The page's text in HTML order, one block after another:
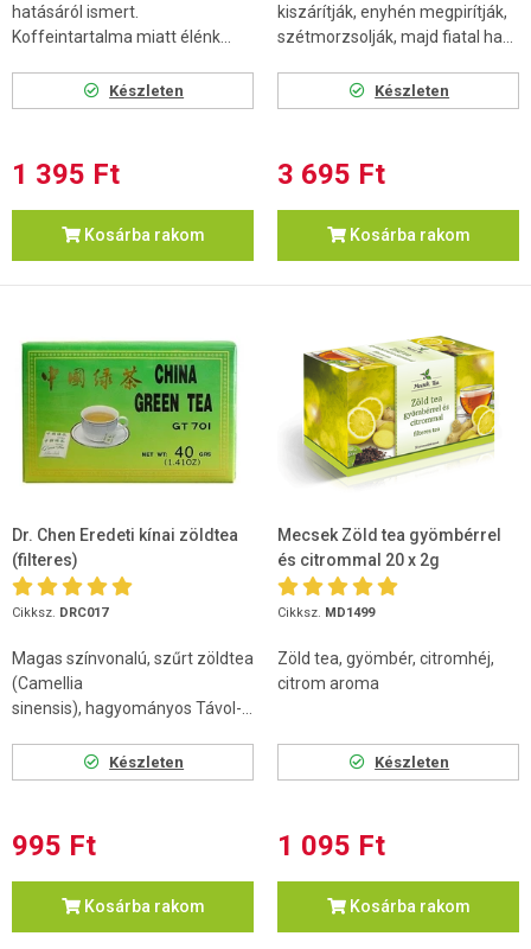
hatásáról ismert.
Koffeintartalma miatt élénk...
Készleten
1 395 Ft
Kosárba rakom
kiszárítják, enyhén megpirítják,
szétmorzsolják, majd fiatal ha...
Készleten
3 695 Ft
Kosárba rakom
Dr. Chen Eredeti kínai zöldtea
(filteres)
Cikksz. DRC017
Magas színvonalú, szűrt zöldtea
(Camellia
sinensis), hagyományos Távol-...
Készleten
995 Ft
Kosárba rakom
Mecsek Zöld tea gyömbérrel
és citrommal 20 x 2g
Cikksz. MD1499
Zöld tea, gyömbér, citromhéj,
citrom aroma
Készleten
1 095 Ft
Kosárba rakom